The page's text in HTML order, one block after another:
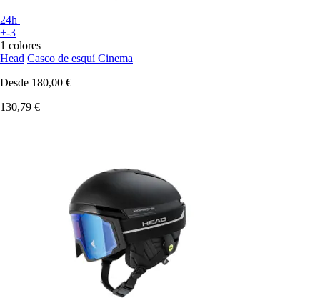
24h
+-3
1 colores
Head Casco de esquí Cinema
Desde 180,00 €
130,79 €